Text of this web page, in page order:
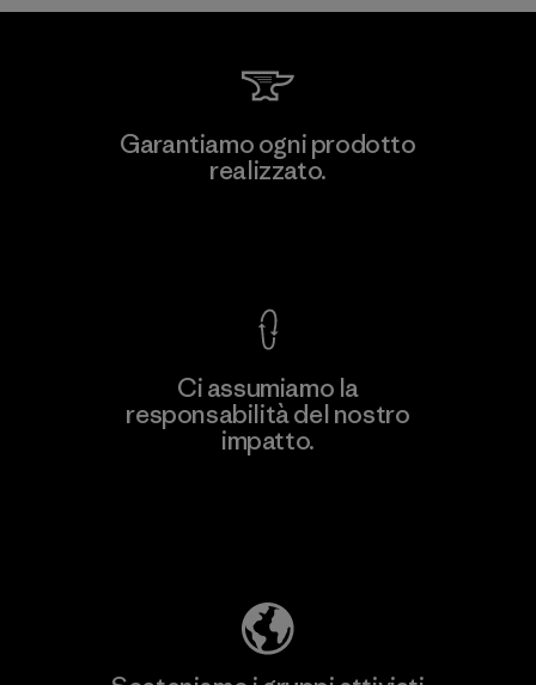
Scopri di più
MAS Active (Pvt) Ltd. - Asialine
Garantiamo ogni prodotto
realizzato.
Ci assumiamo la
responsabilità del nostro
impatto.